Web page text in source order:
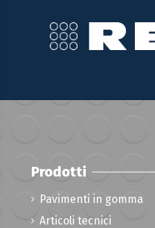
Prodotti
Pavimenti in gomma
Articoli tecnici